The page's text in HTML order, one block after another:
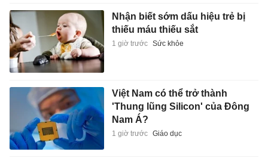
Nhận biết sớm dấu hiệu trẻ bị
thiếu máu thiếu sắt
1 giờ trước Sức khỏe
Việt Nam có thể trở thành
'Thung lũng Silicon' của Đông
Nam Á?
1 giờ trước Giáo dục